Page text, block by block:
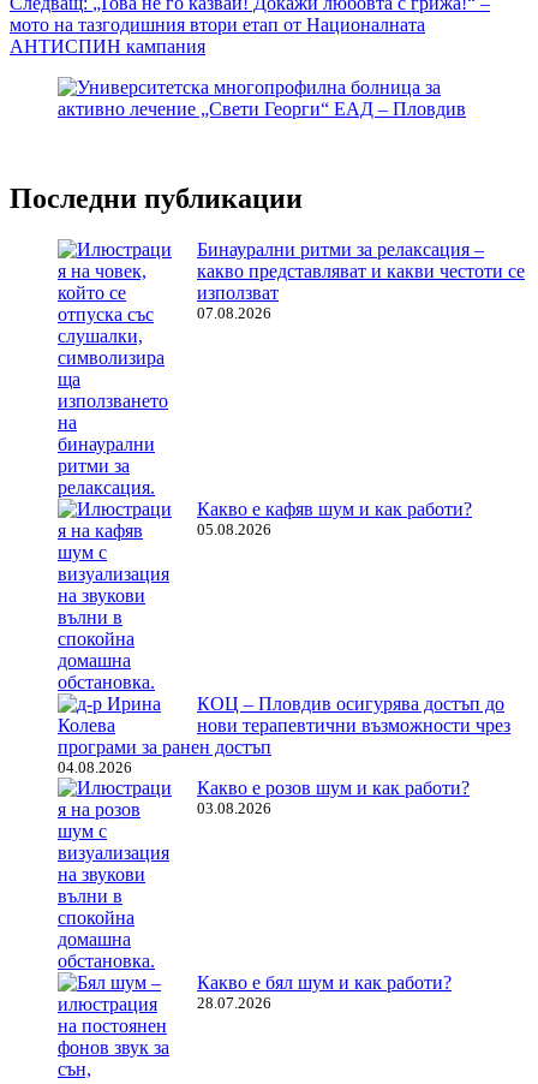
мото на тазгодишния втори етап от Националната
АНТИСПИН кампания
Последни публикации
Бинаурални ритми за релаксация –
какво представляват и какви честоти се
използват
07.08.2026
Какво е кафяв шум и как работи?
05.08.2026
КОЦ – Пловдив осигурява достъп до
нови терапевтични възможности чрез
програми за ранен достъп
04.08.2026
Какво е розов шум и как работи?
03.08.2026
Какво е бял шум и как работи?
28.07.2026